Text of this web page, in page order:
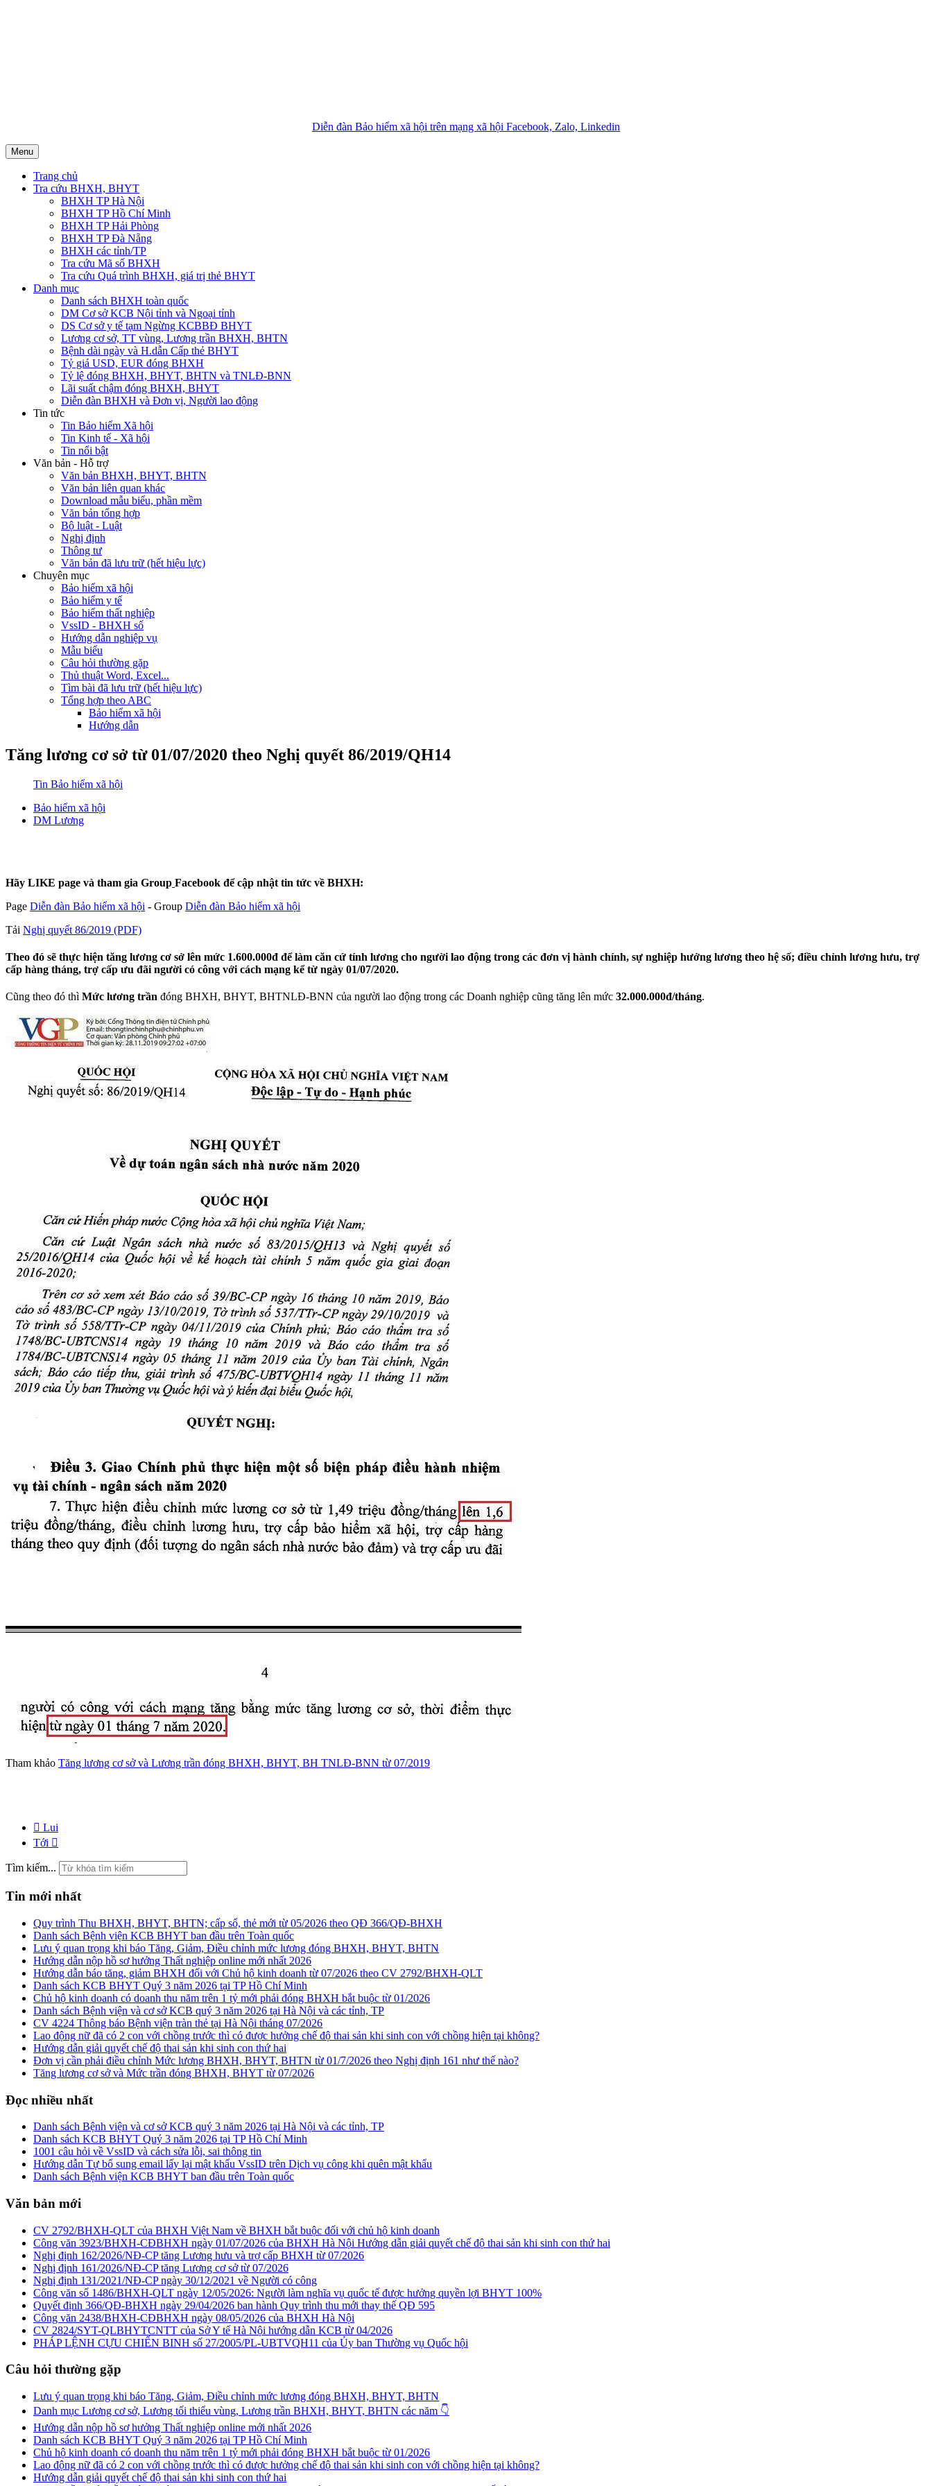
Diễn đàn Bảo hiểm xã hội trên mạng xã hội Facebook, Zalo, Linkedin
Menu
Trang chủ
Tra cứu BHXH, BHYT
BHXH TP Hà Nội
BHXH TP Hồ Chí Minh
BHXH TP Hải Phòng
BHXH TP Đà Nẵng
BHXH các tỉnh/TP
Tra cứu Mã số BHXH
Tra cứu Quá trình BHXH, giá trị thẻ BHYT
Danh mục
Danh sách BHXH toàn quốc
DM Cơ sở KCB Nội tỉnh và Ngoại tỉnh
DS Cơ sở y tế tạm Ngừng KCBBĐ BHYT
Lương cơ sở, TT vùng, Lương trần BHXH, BHTN
Bệnh dài ngày và H.dẫn Cấp thẻ BHYT
Tỷ giá USD, EUR đóng BHXH
Tỷ lệ đóng BHXH, BHYT, BHTN và TNLĐ-BNN
Lãi suất chậm đóng BHXH, BHYT
Diễn đàn BHXH và Đơn vị, Người lao động
Tin tức
Tin Bảo hiểm Xã hội
Tin Kinh tế - Xã hội
Tin nổi bật
Văn bản - Hỗ trợ
Văn bản BHXH, BHYT, BHTN
Văn bản liên quan khác
Download mẫu biểu, phần mềm
Văn bản tổng hợp
Bộ luật - Luật
Nghị định
Thông tư
Văn bản đã lưu trữ (hết hiệu lực)
Chuyên mục
Bảo hiểm xã hội
Bảo hiểm y tế
Bảo hiểm thất nghiệp
VssID - BHXH số
Hướng dẫn nghiệp vụ
Mẫu biểu
Câu hỏi thường gặp
Thủ thuật Word, Excel...
Tìm bài đã lưu trữ (hết hiệu lực)
Tổng hợp theo ABC
Bảo hiểm xã hội
Hướng dẫn
Tăng lương cơ sở từ 01/07/2020 theo Nghị quyết 86/2019/QH14
Tin Bảo hiểm xã hội
Bảo hiểm xã hội
DM Lương
Hãy LIKE page và tham gia Group Facebook để cập nhật tin tức về BHXH:
Page Diễn đàn Bảo hiểm xã hội - Group Diễn đàn Bảo hiểm xã hội
Tải Nghị quyết 86/2019 (PDF)
Theo đó sẽ thực hiện tăng lương cơ sở lên mức 1.600.000đ để làm căn cứ tính lương cho người lao động trong các đơn vị hành chính, sự nghiệp hưởng lương theo hệ số; điều chỉnh lương hưu, trợ
cấp hàng tháng, trợ cấp ưu đãi người có công với cách mạng kể từ ngày 01/07/2020.
Cũng theo đó thì Mức lương trần đóng BHXH, BHYT, BHTNLĐ-BNN của người lao động trong các Doanh nghiệp cũng tăng lên mức 32.000.000đ/tháng.
Tham khảo Tăng lương cơ sở và Lương trần đóng BHXH, BHYT, BH TNLĐ-BNN từ 07/2019
Lui
Tới
Tìm kiếm...
Tin mới nhất
Quy trình Thu BHXH, BHYT, BHTN; cấp sổ, thẻ mới từ 05/2026 theo QĐ 366/QĐ-BHXH
Danh sách Bệnh viện KCB BHYT ban đầu trên Toàn quốc
Lưu ý quan trọng khi báo Tăng, Giảm, Điều chỉnh mức lương đóng BHXH, BHYT, BHTN
Hướng dẫn nộp hồ sơ hưởng Thất nghiệp online mới nhất 2026
Hướng dẫn báo tăng, giảm BHXH đối với Chủ hộ kinh doanh từ 07/2026 theo CV 2792/BHXH-QLT
Danh sách KCB BHYT Quý 3 năm 2026 tại TP Hồ Chí Minh
Chủ hộ kinh doanh có doanh thu năm trên 1 tỷ mới phải đóng BHXH bắt buộc từ 01/2026
Danh sách Bệnh viện và cơ sở KCB quý 3 năm 2026 tại Hà Nội và các tỉnh, TP
CV 4224 Thông báo Bệnh viện tràn thẻ tại Hà Nội tháng 07/2026
Lao động nữ đã có 2 con với chồng trước thì có được hưởng chế độ thai sản khi sinh con với chồng hiện tại không?
Hướng dẫn giải quyết chế độ thai sản khi sinh con thứ hai
Đơn vị cần phải điều chỉnh Mức lương BHXH, BHYT, BHTN từ 01/7/2026 theo Nghị định 161 như thế nào?
Tăng lương cơ sở và Mức trần đóng BHXH, BHYT từ 07/2026
Đọc nhiều nhất
Danh sách Bệnh viện và cơ sở KCB quý 3 năm 2026 tại Hà Nội và các tỉnh, TP
Danh sách KCB BHYT Quý 3 năm 2026 tại TP Hồ Chí Minh
1001 câu hỏi về VssID và cách sửa lỗi, sai thông tin
Hướng dẫn Tự bổ sung email lấy lại mật khẩu VssID trên Dịch vụ công khi quên mật khẩu
Danh sách Bệnh viện KCB BHYT ban đầu trên Toàn quốc
Văn bản mới
CV 2792/BHXH-QLT của BHXH Việt Nam về BHXH bắt buộc đối với chủ hộ kinh doanh
Công văn 3923/BHXH-CĐBHXH ngày 01/07/2026 của BHXH Hà Nội Hướng dẫn giải quyết chế độ thai sản khi sinh con thứ hai
Nghị định 162/2026/NĐ-CP tăng Lương hưu và trợ cấp BHXH từ 07/2026
Nghị định 161/2026/NĐ-CP tăng Lương cơ sở từ 07/2026
Nghị định 131/2021/NĐ-CP ngày 30/12/2021 về Người có công
Công văn số 1486/BHXH-QLT ngày 12/05/2026: Người làm nghĩa vụ quốc tế được hưởng quyền lợi BHYT 100%
Quyết định 366/QĐ-BHXH ngày 29/04/2026 ban hành Quy trình thu mới thay thế QĐ 595
Công văn 2438/BHXH-CĐBHXH ngày 08/05/2026 của BHXH Hà Nội
CV 2824/SYT-QLBHYTCNTT của Sở Y tế Hà Nội hướng dẫn KCB từ 04/2026
PHÁP LỆNH CỰU CHIẾN BINH số 27/2005/PL-UBTVQH11 của Ủy ban Thường vụ Quốc hội
Câu hỏi thường gặp
Lưu ý quan trọng khi báo Tăng, Giảm, Điều chỉnh mức lương đóng BHXH, BHYT, BHTN
Danh mục Lương cơ sở, Lương tối thiểu vùng, Lương trần BHXH, BHYT, BHTN các năm 👇
Hướng dẫn nộp hồ sơ hưởng Thất nghiệp online mới nhất 2026
Danh sách KCB BHYT Quý 3 năm 2026 tại TP Hồ Chí Minh
Chủ hộ kinh doanh có doanh thu năm trên 1 tỷ mới phải đóng BHXH bắt buộc từ 01/2026
Lao động nữ đã có 2 con với chồng trước thì có được hưởng chế độ thai sản khi sinh con với chồng hiện tại không?
Hướng dẫn giải quyết chế độ thai sản khi sinh con thứ hai